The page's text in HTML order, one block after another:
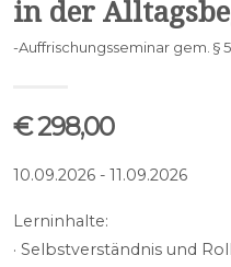
in der
-Auffrischungsseminar gem. §
€ 298,00
10.09.2026 - 11.09.2026
Lerninhalte:
· Selbstverständnis und